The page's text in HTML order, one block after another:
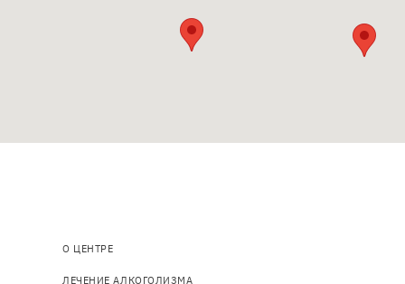
Основна
О ЦЕНТРЕ
ЛЕЧЕНИЕ АЛКОГОЛИЗМА